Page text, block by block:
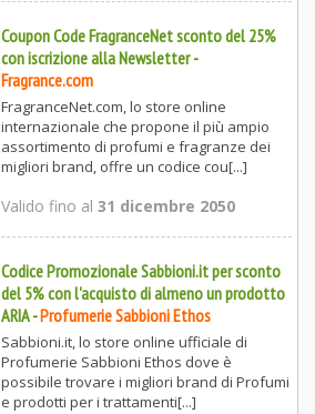
Coupon Code FragranceNet sconto del 25%
con iscrizione alla Newsletter-
Fragrance.com
FragranceNet.com, lo store online
internazionale che propone il più ampio
assortimento di profumi e fragranze dei
migliori brand, offre un codice cou[...]
Valido fino al 31 dicembre 2050
Codice Promozionale Sabbioni.it per sconto
del 5% con l'acquisto di almeno un prodotto
ARIA-Profumerie Sabbioni Ethos
Sabbioni.it, lo store online ufficiale di
Profumerie Sabbioni Ethos dove è
possibile trovare i migliori brand di Profumi
e prodotti per i trattamenti[...]